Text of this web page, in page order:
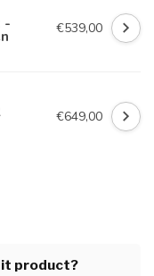
- €539,00
€649,00
product?